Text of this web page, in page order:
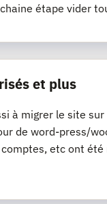
étape vider
et plus
à migrer le site
de word-press/
etc ont